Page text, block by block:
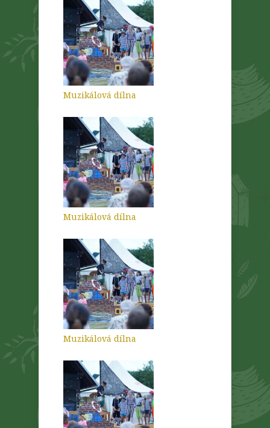
Muzikálová dílna
Muzikálová dílna
Muzikálová dílna